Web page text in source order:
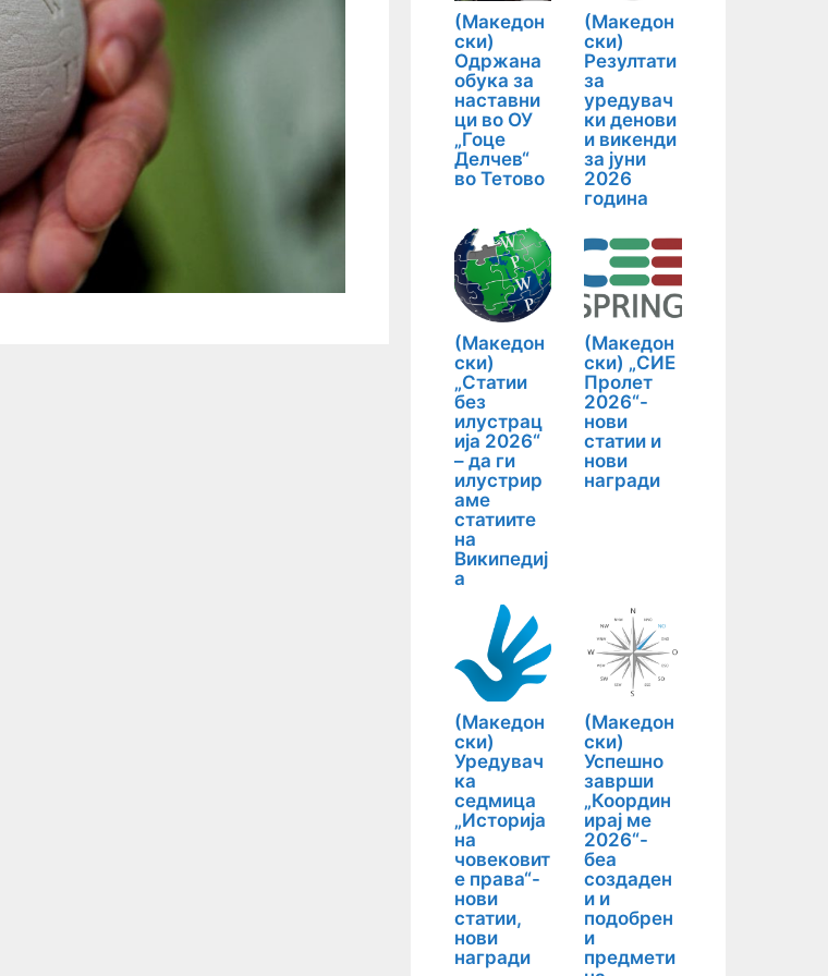
(Македон
ски)
Одржана
обука за
наставни
ци во ОУ
„Гоце
Делчев“
во Тетово
(Македон
ски)
Резултати
за
уредувач
ки денови
и викенди
за јуни
2026
година
(Македон
ски)
„Статии
без
илустрац
ија 2026“
– да ги
илустрир
аме
статиите
на
Википедиј
а
(Македон
ски) „СИЕ
Пролет
2026“-
нови
статии и
нови
награди
(Македон
ски)
Уредувач
ка
седмица
„Историја
на
човековит
е права“-
нови
статии,
нови
награди
(Македон
ски)
Успешно
заврши
„Координ
ирај ме
2026“-
беа
создаден
и и
подобрен
и
предмети